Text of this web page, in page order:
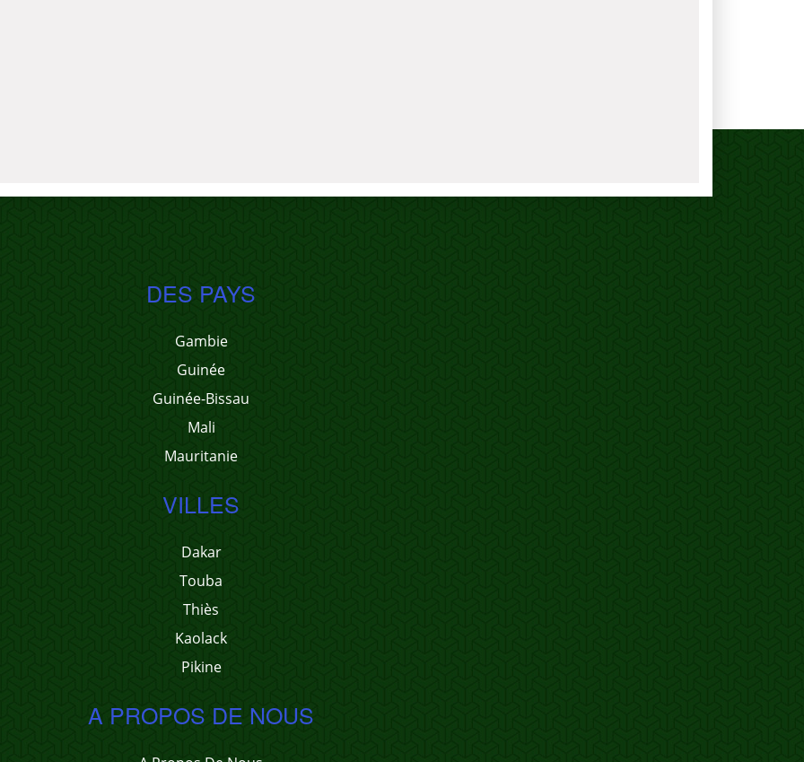
DES PAYS
Gambie
Guinée
Guinée-Bissau
Mali
Mauritanie
VILLES
Dakar
Touba
Thiès
Kaolack
Pikine
A PROPOS DE NOUS